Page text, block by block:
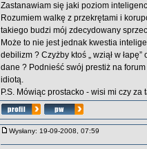
Zastanawiam się jaki poziom
Rozumiem walkę z przekrętami i
takiego budzi mój zdecydowany
Może to nie jest jednak kwestia
debilizm ? Czyżby ktoś „ wziął w
dane ? Podnieść swój prestiż na
idiotą.
P.S. Mówiąc prostacko - wisi mi czy
Wysłany: 19-09-2008, 07:59